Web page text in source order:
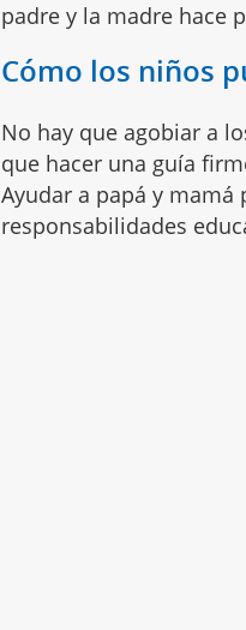
padre y la madre hace
Cómo los niños
No hay que agobiar a
que hacer una guía
Ayudar a papá y
responsabilidades